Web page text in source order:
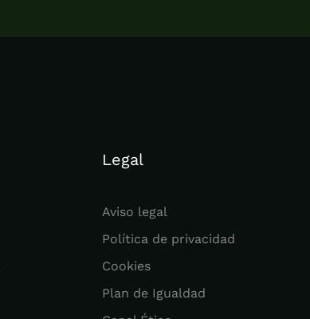
Legal
Aviso legal
Política de privacidad
Cookies
Plan de Igualdad